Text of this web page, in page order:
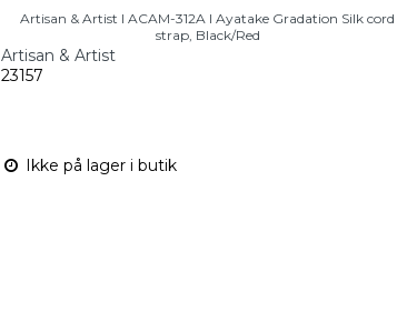
Artisan & Artist I ACAM-312A I Ayatake Gradation Silk cord
strap, Black/Red
Artisan & Artist
23157
Ikke på lager i butik